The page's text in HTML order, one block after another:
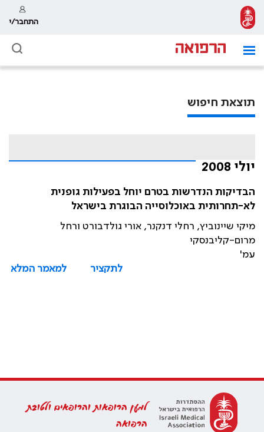
התחבר/י
תוצאת חיפוש
יולי 2008
הבדיקות הנדרשות בטרם יוחל בפעילות גופנית
לא-תחרותית באוכלוסייה הבוגרת בישראל
מיקי שיינוביץ, רחלי דנקנר, אורי גולדבורט ורחל
מרום-קליבנסקי
עמ'
לתקציר
למאמר המלא
למען הרופאות והרופאים ולטובת
הרפואה